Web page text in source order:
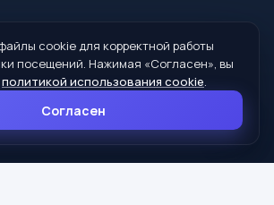
образования Администрации МО
область, г. Сухой Лог, ул. Кирова, дом 7
cookie для корректной работы
посещений. Нажимая «Согласен», вы
политикой использования cookie.
Согласен